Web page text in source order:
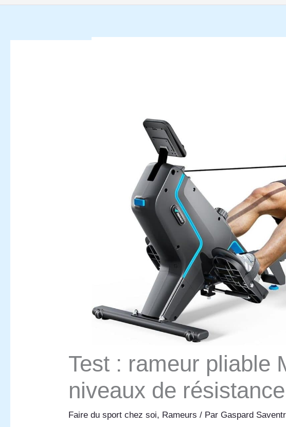
Test : rameur pliable
niveaux de résistance
Faire du sport chez soi, Rameurs / ParGaspard